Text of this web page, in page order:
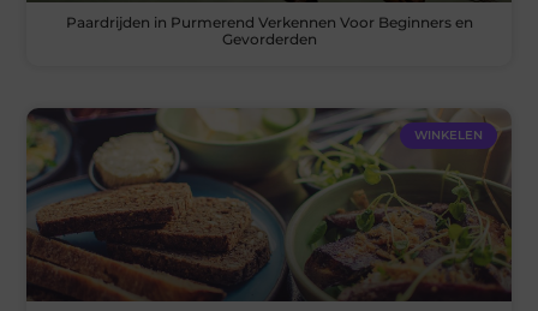
Paardrijden in Purmerend Verkennen Voor Beginners en
Gevorderden
WINKELEN